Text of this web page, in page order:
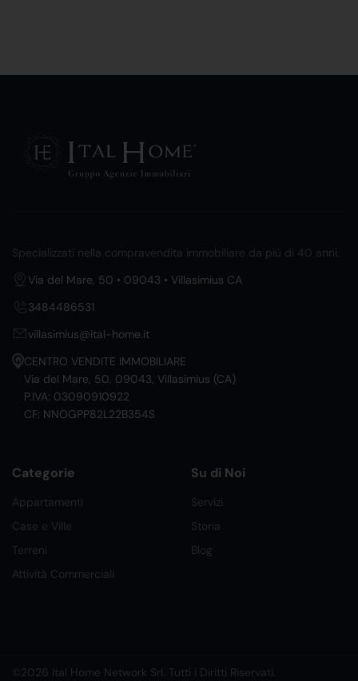
Specializzati nella compravendita immobiliare da più di 40 anni.
Via del Mare, 50 • 09043 • Villasimius CA
3484486531
villasimius@ital-home.it
CENTRO VENDITE IMMOBILIARE
Via del Mare, 50, 09043, Villasimius (CA)
P.IVA: 03090910922
CF: NNOGPP82L22B354S
Categorie
Appartamenti
Case e Ville
Terreni
Attività Commerciali
Su di Noi
Servizi
Storia
Blog
©2026 Ital Home Network Srl. Tutti i Diritti Riservati.